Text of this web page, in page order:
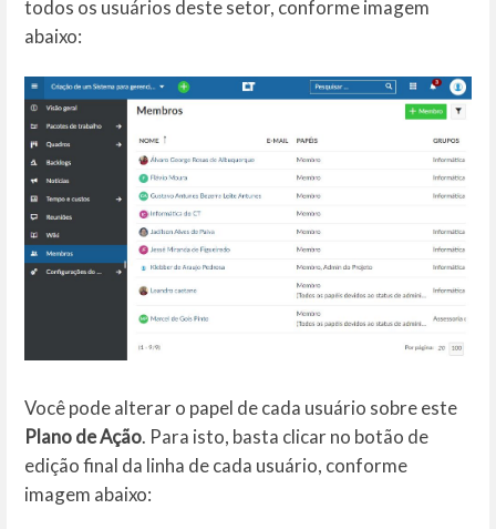
todos os usuários deste setor, conforme imagem
abaixo:
Você pode alterar o papel de cada usuário sobre este
Plano de Ação. Para isto, basta clicar no botão de
edição final da linha de cada usuário, conforme
imagem abaixo: